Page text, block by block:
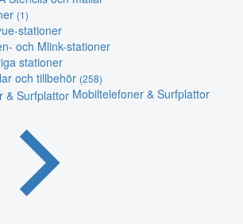
(1)
stationer
och Mlink-stationer
stationer
och tillbehör (258)
Mobiltelefoner & Surfplattor